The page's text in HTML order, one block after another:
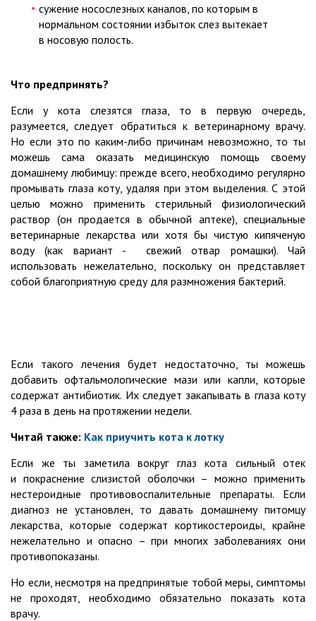
сужение носослезных каналов, по которым в
нормальном состоянии избыток слез вытекает
в носовую полость.
Что предпринять?
Если у кота слезятся глаза, то в первую очередь,
разумеется, следует обратиться к ветеринарному врачу.
Но если это по каким-либо причинам невозможно, то ты
можешь сама оказать медицинскую помощь своему
домашнему любимцу: прежде всего, необходимо регулярно
промывать глаза коту, удаляя при этом выделения. С этой
целью можно применить стерильный физиологический
раствор (он продается в обычной аптеке), специальные
ветеринарные лекарства или хотя бы чистую кипяченую
воду (как вариант - свежий отвар ромашки). Чай
использовать нежелательно, поскольку он представляет
собой благоприятную среду для размножения бактерий.
Если такого лечения будет недостаточно, ты можешь
добавить офтальмологические мази или капли, которые
содержат антибиотик. Их следует закапывать в глаза коту
4 раза в день на протяжении недели.
Читай также: Как приучить кота к лотку
Если же ты заметила вокруг глаз кота сильный отек
и покраснение слизистой оболочки – можно применить
нестероидные противовоспалительные препараты. Если
диагноз не установлен, то давать домашнему питомцу
лекарства, которые содержат кортикостероиды, крайне
нежелательно и опасно – при многих заболеваниях они
противопоказаны.
Но если, несмотря на предпринятые тобой меры, симптомы
не проходят, необходимо обязательно показать кота
врачу.